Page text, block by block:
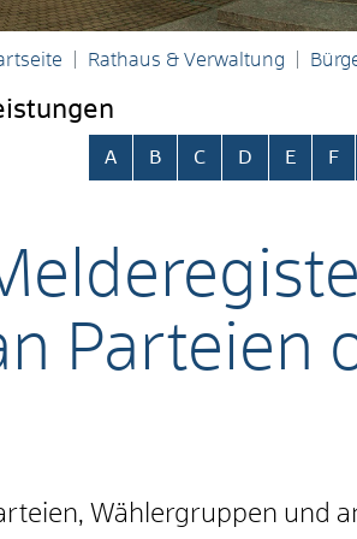
Rathaus & Verwaltung
Register
A B C D E F
Parteien
Wählergruppen und